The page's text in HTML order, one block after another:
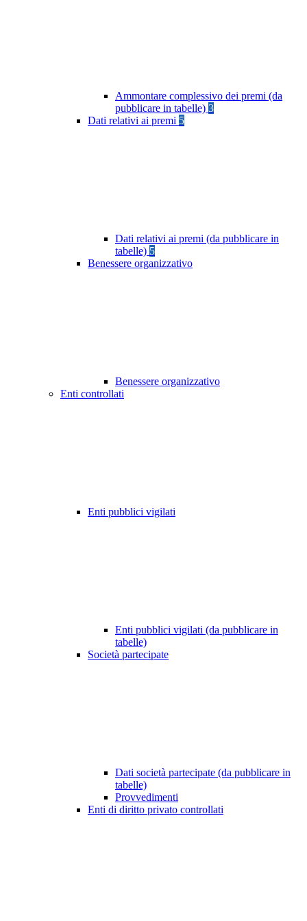
Ammontare complessivo dei premi (da
pubblicare in tabelle) 3
Dati relativi ai premi 5
Dati relativi ai premi (da pubblicare in
tabelle) 5
Benessere organizzativo
Benessere organizzativo
Enti controllati
Enti pubblici vigilati
Enti pubblici vigilati (da pubblicare in
tabelle)
Società partecipate
Dati società partecipate (da pubblicare in
tabelle)
Provvedimenti
Enti di diritto privato controllati